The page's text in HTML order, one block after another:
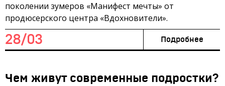
поколении зумеров «Манифест мечты» от
продюсерского центра «Вдохновители».
28/03 Подробнее
Чем живут современные подростки?